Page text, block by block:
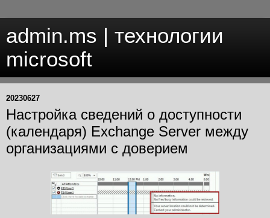
admin.ms | технологии
microsoft
20230627
Настройка сведений о доступности
(календаря) Exchange Server между
организациями с доверием